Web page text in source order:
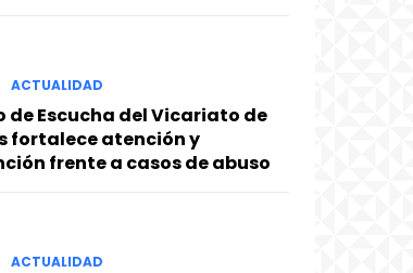
ACTUALIDAD
de Escucha del Vicariato de
fortalece atención y
frente a casos de abuso
ACTUALIDAD